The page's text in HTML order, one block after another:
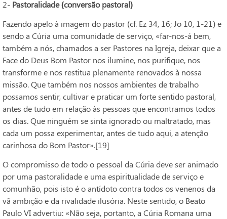
2- Pastoralidade (conversão pastoral)
Fazendo apelo à imagem do pastor (cf. Ez 34, 16; Jo 10, 1-21) e
sendo a Cúria uma comunidade de serviço, «far-nos-á bem,
também a nós, chamados a ser Pastores na Igreja, deixar que a
Face do Deus Bom Pastor nos ilumine, nos purifique, nos
transforme e nos restitua plenamente renovados à nossa
missão. Que também nos nossos ambientes de trabalho
possamos sentir, cultivar e praticar um forte sentido pastoral,
antes de tudo em relação às pessoas que encontramos todos
os dias. Que ninguém se sinta ignorado ou maltratado, mas
cada um possa experimentar, antes de tudo aqui, a atenção
carinhosa do Bom Pastor».[19]
O compromisso de todo o pessoal da Cúria deve ser animado
por uma pastoralidade e uma espiritualidade de serviço e
comunhão, pois isto é o antídoto contra todos os venenos da
vã ambição e da rivalidade ilusória. Neste sentido, o Beato
Paulo VI advertiu: «Não seja, portanto, a Cúria Romana uma